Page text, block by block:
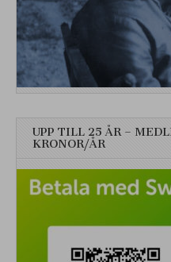
UPP TILL 25 ÅR –
KRONOR/ÅR